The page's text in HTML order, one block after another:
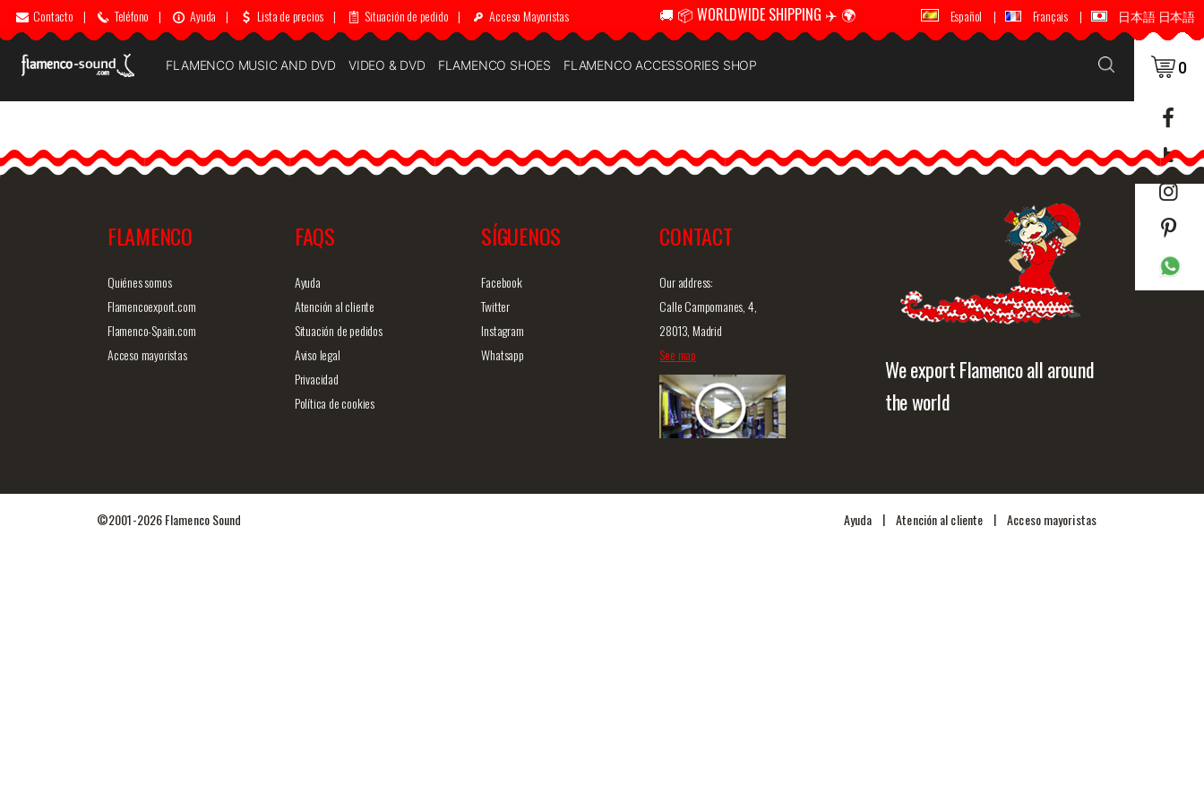
Contacto | Teléfono | Ayuda | Lista de precios | Situación de pedido | Acceso Mayoristas 🚚 📦 WORLDWIDE SHIPPING ✈️ 🌍 🚚 📦 WORLDWIDE SHIPPING ✈️ 🌍
Español | Français | 日本語 日本語
FLAMENCO MUSIC AND DVD VIDEO & DVD FLAMENCO SHOES FLAMENCO ACCESSORIES SHOP 0
FLAMENCO
Quiénes somos
Flamencoexport.com
Flamenco-Spain.com
Acceso mayoristas
FAQS
Ayuda
Atención al cliente
Situación de pedidos
Aviso legal
Privacidad
Política de cookies
SÍGUENOS
Facebook
Twitter
Instagram
Whatsapp
CONTACT
Our address:
Calle Campomanes, 4,
28013, Madrid
See map
We export Flamenco all around
the world
©2001-2026 Flamenco Sound Ayuda | Atención al cliente | Acceso mayoristas